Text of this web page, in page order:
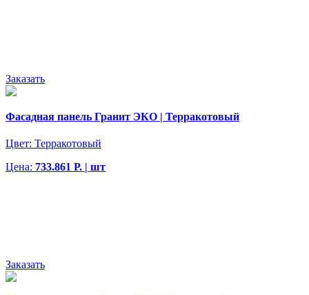
Заказать
Фасадная панель Гранит ЭКО | Терракотовый
Цвет: Терракотовый
Цена: 733.861 Р. | шт
Заказать